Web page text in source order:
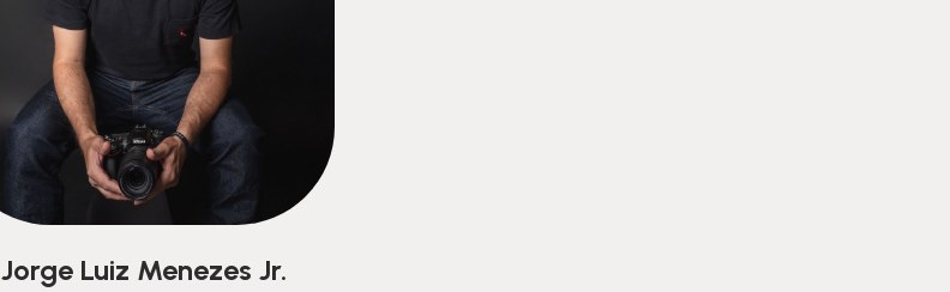
Jorge Luiz Menezes Jr.